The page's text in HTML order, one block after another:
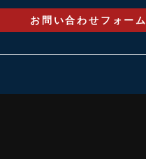
お問い合わせフォーム